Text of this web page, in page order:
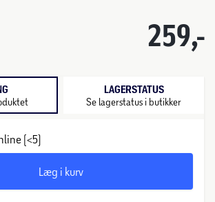
259,-
LAGERSTATUS
Se lagerstatus i butikker
(<5)
Læg i kurv